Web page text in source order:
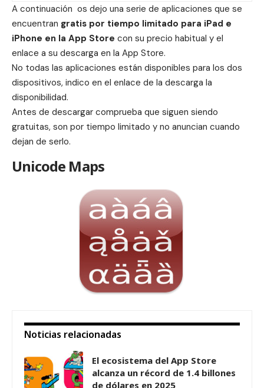
A continuación os dejo una serie de aplicaciones que se
encuentran gratis por tiempo limitado para iPad e
iPhone en la App Store con su precio habitual y el
enlace a su descarga en la App Store.
No todas las aplicaciones están disponibles para los dos
dispositivos, indico en el enlace de la descarga la
disponibilidad.
Antes de descargar comprueba que siguen siendo
gratuitas, son por tiempo limitado y no anuncian cuando
dejan de serlo.
Unicode Maps
Noticias relacionadas
El ecosistema del App Store
alcanza un récord de 1.4 billones
de dólares en 2025